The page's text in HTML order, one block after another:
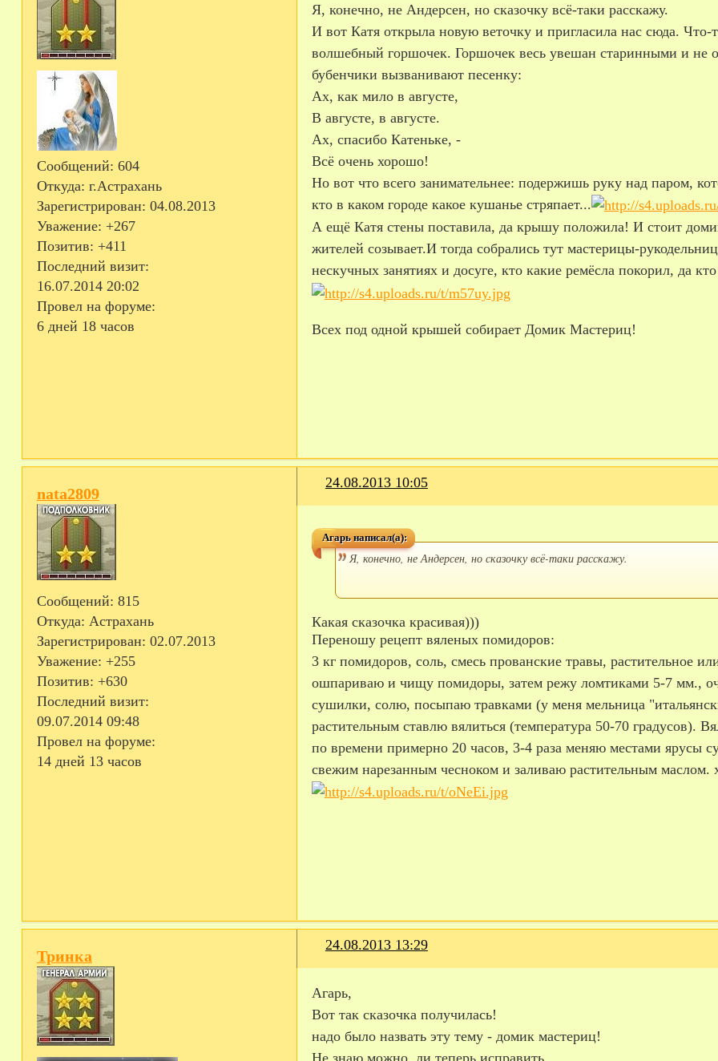
Сообщений: 604
Откуда: г.Астрахань
Зарегистрирован: 04.08.2013
Уважение: +267
Позитив: +411
Последний визит:
16.07.2014 20:02
Провел на форуме:
6 дней 18 часов
Я, конечно, не Андерсен, но сказочку всё-таки расскажу.
И вот Катя открыла новую веточку и пригласила нас сюда.
волшебный горшочек. Горшочек весь увешан старинными и не
бубенчики вызванивают песенку:
Ах, как мило в августе,
В августе, в августе.
Ах, спасибо Катеньке, -
Всё очень хорошо!
Но вот что всего занимательнее: подержишь руку над паром,
кто в каком городе какое кушанье стряпает...
А ещё Катя стены поставила, да крышу положила! И стоит
жителей созывает.И тогда собрались тут мастерицы-
нескучных занятиях и досуге, кто какие ремёсла покорил, да
Всех под одной крышей собирает Домик Мастериц!
24.08.2013 10:05
nata2809
Сообщений: 815
Откуда: Астрахань
Зарегистрирован: 02.07.2013
Уважение: +255
Позитив: +630
Последний визит:
09.07.2014 09:48
Провел на форуме:
14 дней 13 часов
Агарь написал(а):
Я, конечно, не Андерсен, но сказочку всё-таки расскажу.
Какая сказочка красивая)))
Переношу рецепт вяленых помидоров:
3 кг помидоров, соль, смесь прованские травы, растительное
ошпариваю и чищу помидоры, затем режу ломтиками 5-7 мм.,
сушилки, солю, посыпаю травками (у меня мельница
растительным ставлю вялиться (температура 50-70 градусов).
по времени примерно 20 часов, 3-4 раза меняю местами ярусы
свежим нарезанным чесноком и заливаю растительным маслом.
24.08.2013 13:29
Тринка
Агарь,
Вот так сказочка получилась!
надо было назвать эту тему - домик мастериц!